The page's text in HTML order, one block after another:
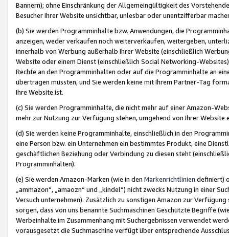
Bannern); ohne Einschränkung der Allgemeingültigkeit des
Besucher Ihrer Website unsichtbar, unlesbar oder unentzifferbar
(b) Sie werden Programminhalte bzw. Anwendungen, die
anzeigen, weder verkaufen noch weiterverkaufen, weitergeben,
innerhalb von Werbung außerhalb Ihrer Website (einschließlich
Website oder einem Dienst (einschließlich Social Networking-
Rechte an den Programminhalten oder auf die Programminhalte an
übertragen müssten, und Sie werden keine mit Ihrem Partner-Tag
Ihre Website ist.
(c) Sie werden Programminhalte, die nicht mehr auf einer Amazon-
mehr zur Nutzung zur Verfügung stehen, umgehend von Ihrer
(d) Sie werden keine Programminhalte, einschließlich in den
eine Person bzw. ein Unternehmen ein bestimmtes Produkt, eine
geschäftlichen Beziehung oder Verbindung zu diesen steht
Programminhalten).
(e) Sie werden Amazon-Marken (wie in den Markenrichtlinien definiert)
„ammazon“, „amaozn“ und „kindel“) nicht zwecks Nutzung in einer
Versuch unternehmen). Zusätzlich zu sonstigen Amazon zur
sorgen, dass von uns benannte Suchmaschinen Geschützte Begriffe
Werbeinhalte im Zusammenhang mit Suchergebnissen verwendet
vorausgesetzt die Suchmaschine verfügt über entsprechende